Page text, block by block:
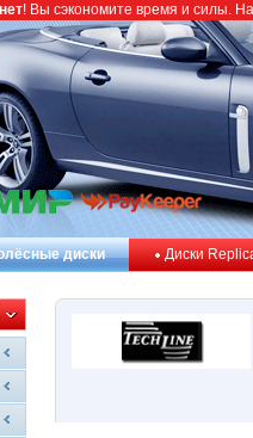
диски Диски
! Вы сэкономите время и силы.